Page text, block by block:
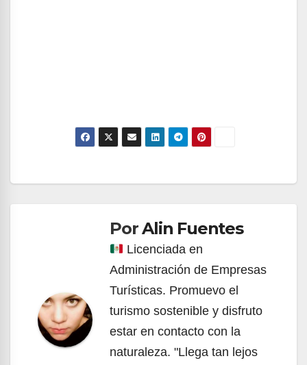
Navegación
entradasPorAlin Fuentes
Licenciada en
Administración de Empresas
Turísticas. Promuevo el
turismo sostenible y disfruto
estar en contacto con la
naturaleza. "Llega tan lejos